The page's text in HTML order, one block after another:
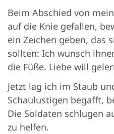
Beim Abschied von
auf die Knie gefallen,
ein Zeichen geben, das
sollten: Ich wunsch
die Füße. Liebe will
Jetzt lag ich im Staub
Schaulustigen begafft,
Die Soldaten schlugen
zu helfen.